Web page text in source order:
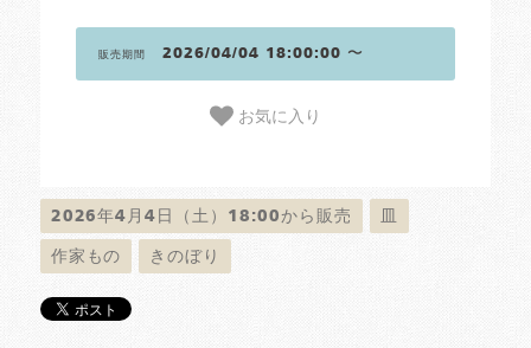
販売期間 2026/04/04 18:00:00 〜
お気に入り
2026年4月4日（土）18:00から販売
作家もの きのぼり